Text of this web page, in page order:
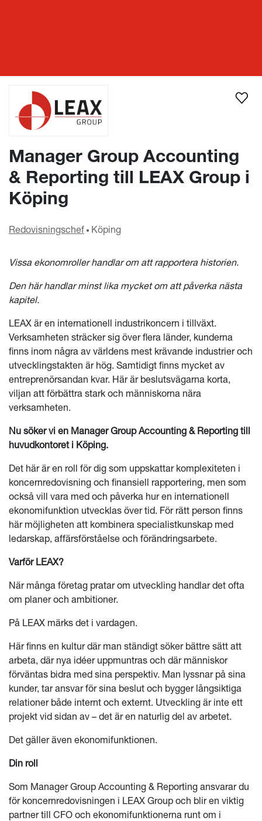
Manager Group Accounting
& Reporting till LEAX Group i
Köping
Redovisnings­chef • Köping
Vissa ekonomroller handlar om att rapportera historien.
Den här handlar minst lika mycket om att påverka nästa
kapitel.
LEAX är en internationell industrikoncern i tillväxt.
Verksamheten sträcker sig över flera länder, kunderna
finns inom några av världens mest krävande industrier och
utvecklingstakten är hög. Samtidigt finns mycket av
entreprenörsandan kvar. Här är beslutsvägarna korta,
viljan att förbättra stark och människorna nära
verksamheten.
Nu söker vi en Manager Group Accounting & Reporting till
huvudkontoret i Köping.
Det här är en roll för dig som uppskattar komplexiteten i
koncernredovisning och finansiell rapportering, men som
också vill vara med och påverka hur en internationell
ekonomifunktion utvecklas över tid. För rätt person finns
här möjligheten att kombinera specialistkunskap med
ledarskap, affärsförståelse och förändringsarbete.
Varför LEAX?
När många företag pratar om utveckling handlar det ofta
om planer och ambitioner.
På LEAX märks det i vardagen.
Här finns en kultur där man ständigt söker bättre sätt att
arbeta, där nya idéer uppmuntras och där människor
förväntas bidra med sina perspektiv. Man lyssnar på sina
kunder, tar ansvar för sina beslut och bygger långsiktiga
relationer både internt och externt. Utveckling är inte ett
projekt vid sidan av – det är en naturlig del av arbetet.
Det gäller även ekonomifunktionen.
Din roll
Som Manager Group Accounting & Reporting ansvarar du
för koncernredovisningen i LEAX Group och blir en viktig
partner till CFO och ekonomifunktionerna runt om i